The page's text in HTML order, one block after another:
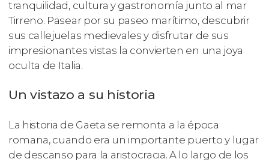
tranquilidad, cultura y gastronomía junto al mar
Tirreno. Pasear por su paseo marítimo, descubrir
sus callejuelas medievales y disfrutar de sus
impresionantes vistas la convierten en una joya
oculta de Italia.
Un vistazo a su historia
La historia de Gaeta se remonta a la época
romana, cuando era un importante puerto y lugar
de descanso para la aristocracia. A lo largo de los